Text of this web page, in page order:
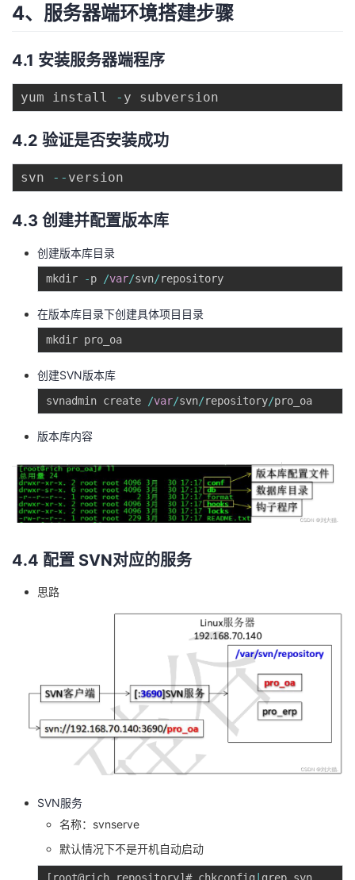
的
课
程
我
的
认
证
我
的
实
验
我
的
收
藏
技
术
支
持
的
云
声
建
议
4、服务器端环境搭建步骤
4.1 安装服务器端程序
yum install -
4.2 验证是否安装成功
svn --
4.3 创建并配置版本库
创建版本库目录
mkdir -p /var/svn/
在版本库目录下创建具体项目目录
创建SVN版本库
svnadmin create /var/svn/repository/
版本库内容
4.4 配置 SVN对应的服务
思路
SVN服务
名称：svnserve
默认情况下不是开机自动启动